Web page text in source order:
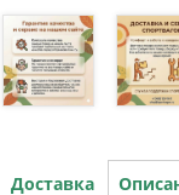
Доставка